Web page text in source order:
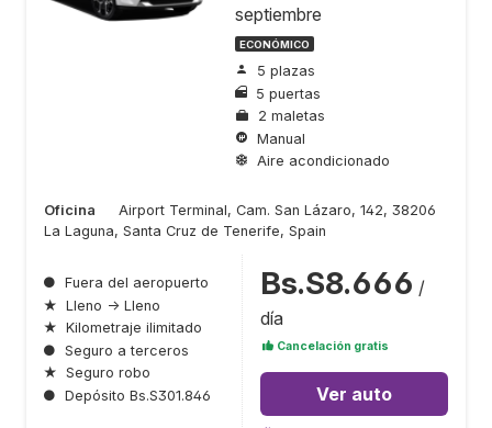
septiembre
ECONÓMICO
5 plazas
5 puertas
2 maletas
Manual
Aire acondicionado
Oficina
Airport Terminal, Cam. San Lázaro, 142, 38206
La Laguna, Santa Cruz de Tenerife, Spain
● Fuera del aeropuerto
★ Lleno → Lleno
★ Kilometraje ilimitado
● Seguro a terceros
★ Seguro robo
● Depósito Bs.S301.846
Bs.S8.666 /
día
Cancelación gratis
Ver auto